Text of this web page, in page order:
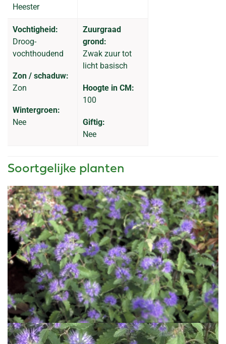
Heester
Vochtigheid:
Droog-
vochthoudend
Zon / schaduw:
Zon
Wintergroen:
Nee
Zuurgraad
grond:
Zwak zuur tot
licht basisch
Hoogte in CM:
100
Giftig:
Nee
Soortgelijke planten